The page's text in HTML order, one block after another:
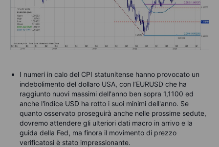
I numeri in calo del CPI statunitense hanno provocato un
indebolimento del dollaro USA, con l’EURUSD che ha
raggiunto nuovi massimi dell'anno ben sopra 1,1100 ed
anche l'indice USD ha rotto i suoi minimi dell'anno. Se
quanto osservato proseguirà anche nelle prossime sedute,
dovremo attendere gli ulteriori dati macro in arrivo e la
guida della Fed, ma finora il movimento di prezzo
verificatosi è stato impressionante.